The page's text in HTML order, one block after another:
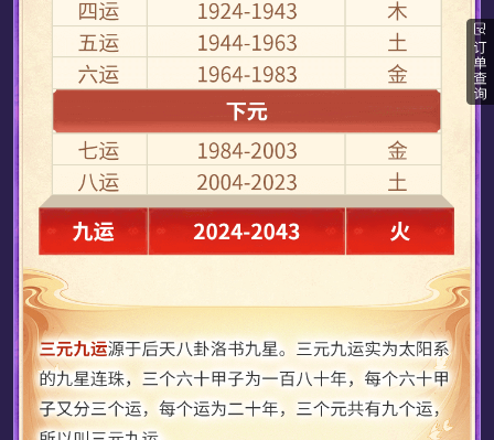
12分钟之前
smi-素颜购买了测算
9分钟之前
寶貝吥乖购买了测算
一纸荒凉购买了测算
10分钟之前
甘棠购买了测算